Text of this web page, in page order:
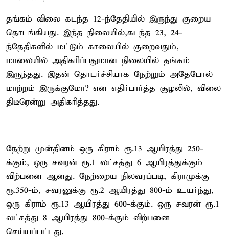
தங்கம் விலை கடந்த 12-ந்தேதியில் இருந்து குறைய
தொடங்கியது. இந்த நிலையில்,கடந்த 23, 24-
ந்தேதிகளில் மட்டும் காலையில் குறைவதும்,
மாலையில் அதிகரிப்பதுமான நிலையில் தங்கம்
இருந்தது. இதன் தொடர்ச்சியாக நேற்றும் அதேபோல்
மாற்றம் இருக்குமோ? என எதிர்பார்த்த சூழலில், விலை
திடீரென்று அதிகரித்தது.
நேற்று முன்தினம் ஒரு கிராம் ரூ.13 ஆயிரத்து 250-
க்கும், ஒரு சவரன் ரூ.1 லட்சத்து 6 ஆயிரத்துக்கும்
விற்பனை ஆனது. நேற்றைய நிலவரப்படி, கிராமுக்கு
ரூ.350-ம், சவரனுக்கு ரூ.2 ஆயிரத்து 800-ம் உயர்ந்து,
ஒரு கிராம் ரூ.13 ஆயிரத்து 600-க்கும். ஒரு சவரன் ரூ.1
லட்சத்து 8 ஆயிரத்து 800-க்கும் விற்பனை
செய்யப்பட்டது.